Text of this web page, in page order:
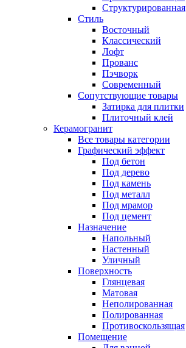
Структурированная
Стиль
Восточный
Классический
Лофт
Прованс
Пэчворк
Современный
Сопутствующие товары
Затирка для плитки
Плиточный клей
Керамогранит
Все товары категории
Графический эффект
Под бетон
Под дерево
Под камень
Под металл
Под мрамор
Под цемент
Назначение
Напольный
Настенный
Уличный
Поверхность
Глянцевая
Матовая
Неполированная
Полированная
Противоскользящая
Помещение